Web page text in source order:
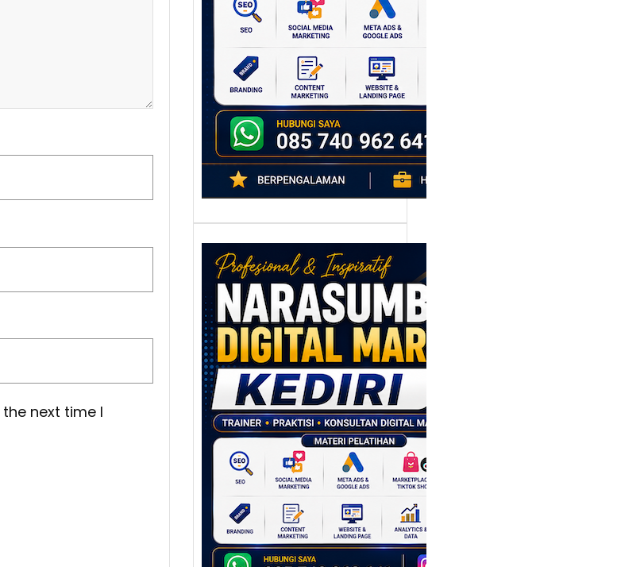
next time I
Setiap daerah memiliki
potensi ekonomi yang
berbeda, dan Klaten
adalah…
Narasumber
Digital Marketing
Kediri: Membangun
Strategi
Pemasaran
Berbasis Data
untuk Bisnis yang
Bertumbuh
Digital marketing telah
mengubah cara bisnis
berkembang. Dulu,
promosi banyak…